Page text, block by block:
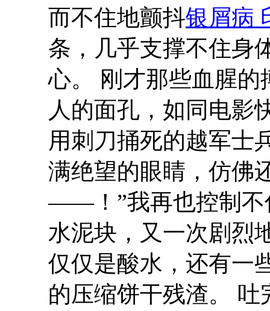
而不住地颤抖银屑病
条，几乎支撑不住身
心。 刚才那些血腥
人的面孔，如同电影
用刺刀捅死的越军士
满绝望的眼睛，仿
——！”我再也控制不
水泥块，又一次剧烈
仅仅是酸水，还有一
的压缩饼干残渣。 吐